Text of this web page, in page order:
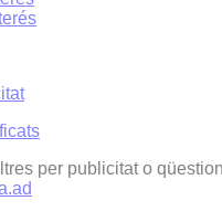
per publicitat o